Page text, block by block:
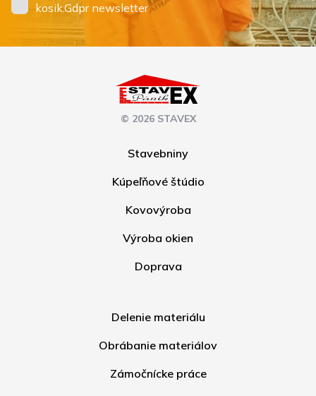
kosik.Gdpr newsletter
© 2026 STAVEX
Stavebniny
Kúpeľňové štúdio
Kovovýroba
Výroba okien
Doprava
Delenie materiálu
Obrábanie materiálov
Zámočnícke práce